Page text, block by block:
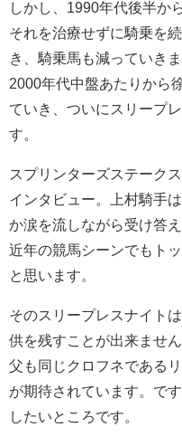
しかし、1990年代後半か
それを治療せずに騎乗を
き、騎乗馬も減っていき
2000年代中盤あたりから
ていき、ついにスリープ
す。
スプリンターズステーク
インタビュー。上村騎手
か涙を流しながら受け答
近年の競馬シーンでもト
と思います。
そのスリープレスナイト
供を残すことが出来ませ
父も同じクロフネである
が期待されています。で
したいところです。